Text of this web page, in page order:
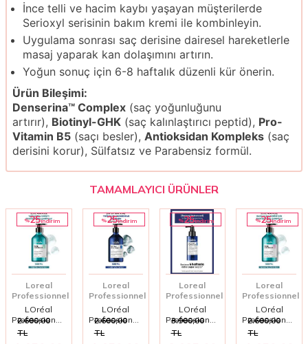
İnce telli ve hacim kaybı yaşayan müşterilerde
Serioxyl serisinin bakım kremi ile kombinleyin.
Uygulama sonrası saç derisine dairesel hareketlerle
masaj yaparak kan dolaşımını artırın.
Yoğun sonuç için 6-8 haftalık düzenli kür önerin.
Ürün Bileşimi:
Denserina™ Complex (saç yoğunluğunu
artırır), Biotinyl-GHK (saç kalınlaştırıcı peptid), Pro-
Vitamin B5 (saçı besler), Antioksidan Kompleks (saç
derisini korur), Sülfatsız ve Parabensiz formül.
TAMAMLAYICI ÜRÜNLER
%25i̇ndirim
Loreal
Professionnel
LOréal
Professionnel
Serie Expert
2.600,00
TL
%25i̇ndirim
Loreal
Professionnel
LOréal
Professionnel
Serioxyl
2.600,00
TL
%25i̇ndirim
Loreal
Professionnel
LOréal
Professionnel
Serioxyl
3.900,00
TL
%25i̇ndirim
Loreal
Professionnel
LOréal
Professionnel
2.600,00
TL